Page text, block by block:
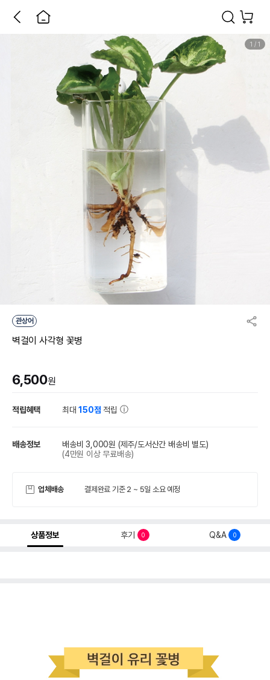
1 / 1
관상어
벽걸이 사각형 꽃병
6,500원
적립혜택 최대150점 적립
배송정보 배송비 3,000원 (제주/도서산간 배송비 별도)
(4만원 이상 무료배송)
업체배송 결제완료 기준 2 ~ 5일 소요 예정
상품정보 후기 0 Q&A 0